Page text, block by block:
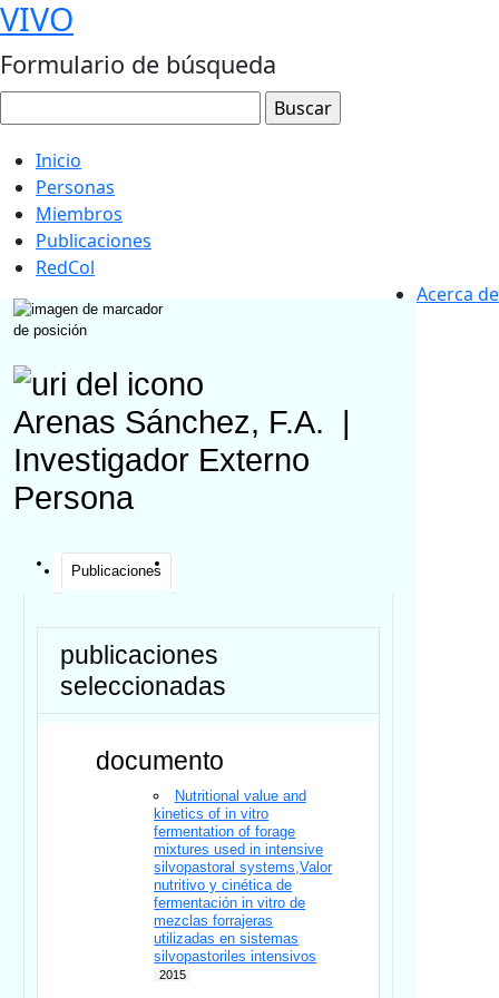
VIVO
Formulario de búsqueda
Inicio
Personas
Miembros
Publicaciones
RedCol
Acerca de
Arenas Sánchez, F.A.
Investigador Externo
Persona
Publicaciones
publicaciones
seleccionadas
documento
Nutritional value and
kinetics of in vitro
fermentation of forage
mixtures used in intensive
silvopastoral systems,Valor
nutritivo y cinética de
fermentación in vitro de
mezclas forrajeras
utilizadas en sistemas
silvopastoriles intensivos
2015